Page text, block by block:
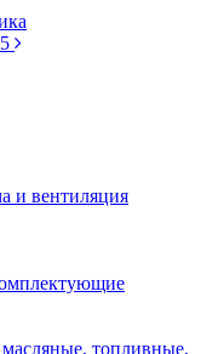
и вентиляция
топливные,